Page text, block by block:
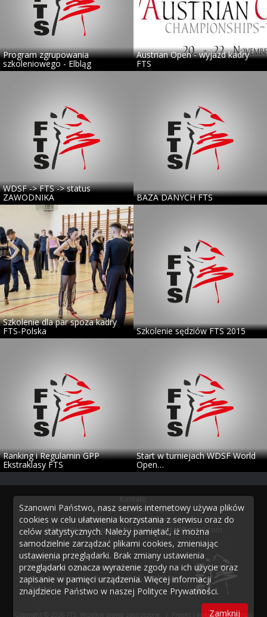
Program zgrupowania
szkoleniowego - Elbląg
Austrian Open - wyjazd kadry
FTS
WDSF -> FTS -> status
ZAWODNIKA BAZA DANYCH FTS
Szkolenie dla par spoza kadry
FTS-Polska Szkolenie sędziów FTS 2015
Ranking i Regulamin GPP
Ekstraklasy FTS
Start w turniejach WDSF World
Open…
Kontakt:
tel./fax +48 55 611 20 50
e-mail biuro:fts.poland@gmail.com
administracja krajowa:fts.taniecsport.pl@gmail.com
Siedziba:
FEDERACJA TAŃCA SPORTOWEGO
Pl. Kazimierza Jagiellończyka 1 82-300 Elbląg
Polska
Copyright © 2026 FTS. Wszelkie prawa zastrzeżone. | Projekt i wykonanie:Agencja
Szanowni Państwo, nasz serwis internetowy używa plików
cookies w celu ułatwienia korzystania z serwisu oraz do
celów statystycznych. Należy pamiętać, iż można
samodzielnie zarządzać plikami cookies, zmieniając
ustawienia przeglądarki. Brak zmiany ustawienia
przeglądarki oznacza wyrażenie zgody na ich użycie oraz
zapisanie w pamięci urządzenia. Więcej informacji
znajdziecie Państwo w naszej Polityce Prywatności.
Zamknij